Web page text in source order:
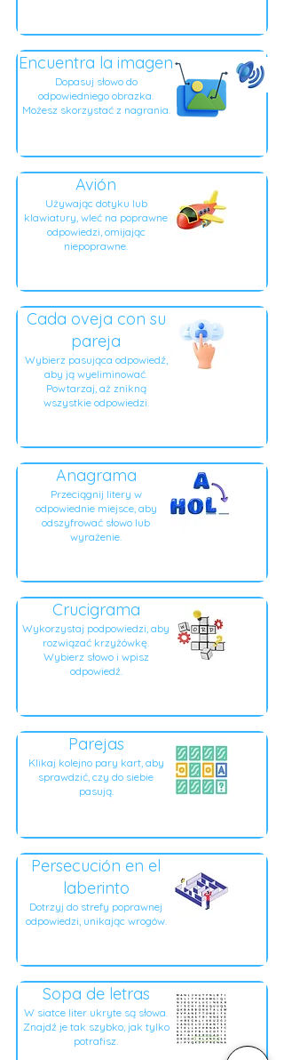
Encuentra la imagen
Dopasuj słowo do
odpowiedniego obrazka.
Możesz skorzystać z nagrania.
Avión
Używając dotyku lub
klawiatury, wleć na poprawne
odpowiedzi, omijając
niepoprawne.
Cada oveja con su
pareja
Wybierz pasująca odpowiedź,
aby ją wyeliminować.
Powtarzaj, aż znikną
wszystkie odpowiedzi.
Anagrama
Przeciągnij litery w
odpowiednie miejsce, aby
odszyfrować słowo lub
wyrażenie.
Crucigrama
Wykorzystaj podpowiedzi, aby
rozwiązać krzyżówkę.
Wybierz słowo i wpisz
odpowiedź.
Parejas
Klikaj kolejno pary kart, aby
sprawdzić, czy do siebie
pasują.
Persecución en el
laberinto
Dotrzyj do strefy poprawnej
odpowiedzi, unikając wrogów.
Sopa de letras
W siatce liter ukryte są słowa.
Znajdź je tak szybko, jak tylko
potrafisz.